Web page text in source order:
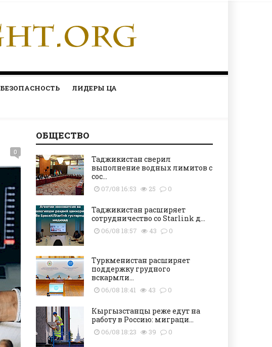
БЕЗОПАСНОСТЬ ЛИДЕРЫ ЦА
0
ОБЩЕСТВО
Таджикистан сверил
выполнение водных лимитов с
сос...
07/08 16:53 25 0
Таджикистан расширяет
сотрудничество со Starlink д...
06/08 18:57 43 0
Туркменистан расширяет
поддержку грудного
вскармли...
06/08 18:41 43 0
Кыргызстанцы реже едут на
работу в Россию: миграци...
06/08 18:23 39 0